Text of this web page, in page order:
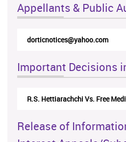
Appellants & Public
rticappeals@gmail.com
Important Decisions
Centre for Society and Religion
Release of